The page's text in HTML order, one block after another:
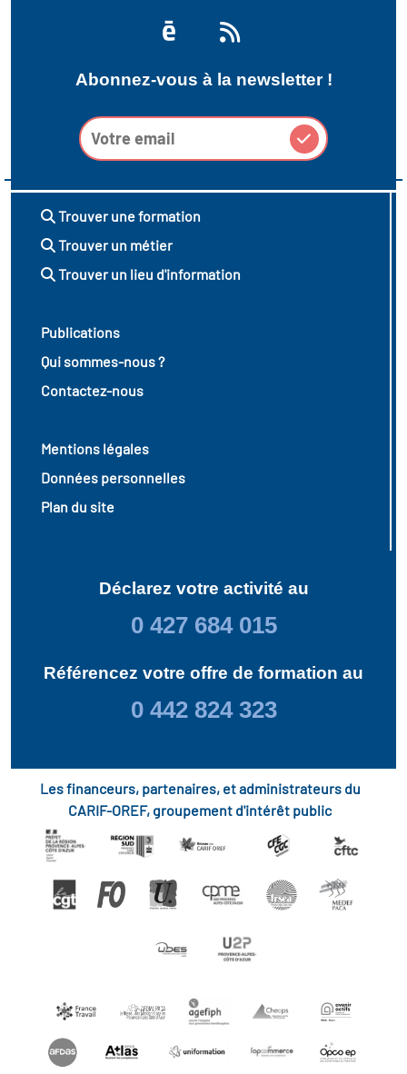
Abonnez-vous à la newsletter !
Trouver une formation
Trouver un métier
Trouver un lieu d'information
Publications
Qui sommes-nous ?
Contactez-nous
Mentions légales
Données personnelles
Plan du site
Déclarez votre activité au
0 427 684 015
Référencez votre offre de formation au
0 442 824 323
Les financeurs, partenaires, et administrateurs du
CARIF-OREF, groupement d'intérêt public